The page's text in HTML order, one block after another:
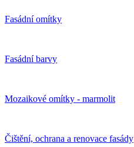
Fasádní omítky
Fasádní barvy
Mozaikové omítky - marmolit
Čištění, ochrana a renovace fasády